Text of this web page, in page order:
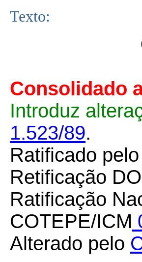
Texto:
Consolidado
Introduz
1.523/89.
Ratificado
Retificação
Ratificação
COTEPE/ICM
Alterado pelo